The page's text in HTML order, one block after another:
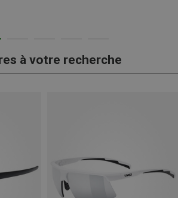
à votre recherche